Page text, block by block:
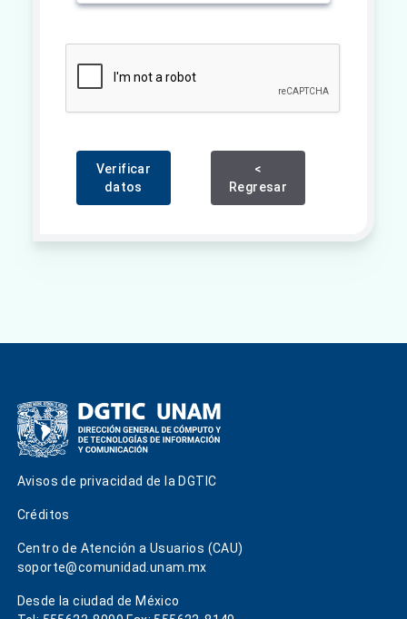
Verificar
datos
<
Regresar
Avisos de privacidad de la DGTIC
Créditos
Centro de Atención a Usuarios (CAU)
soporte@comunidad.unam.mx
Desde la ciudad de México